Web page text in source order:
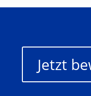
Jetzt